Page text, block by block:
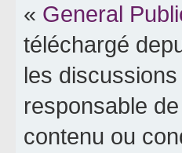
« General
téléchargé
les
responsable
contenu ou